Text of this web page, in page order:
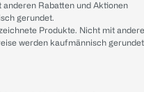
Rabatten und Aktionen
gerundet.
Produkte. Nicht mit
werden kaufmännisch